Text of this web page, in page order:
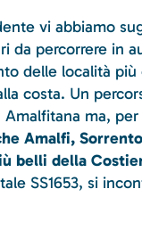
vi abbiamo
da percorrere in
delle località
costa. Un
ma,
Amalfi,
belli della
SS1653, si